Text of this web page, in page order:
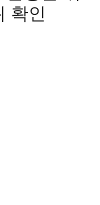
확인